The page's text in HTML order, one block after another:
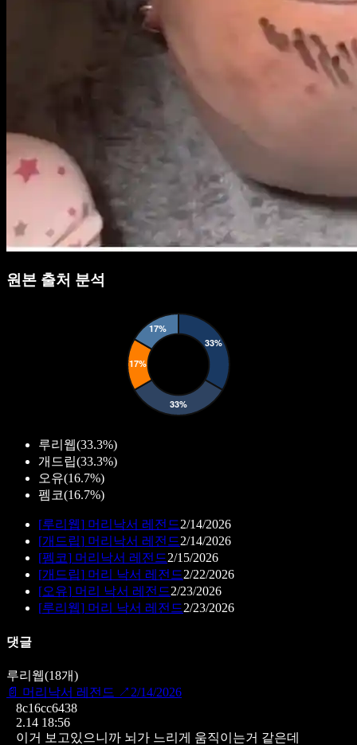
원본 출처 분석
루리웹(33.3%)
개드립(33.3%)
오유(16.7%)
펨코(16.7%)
[루리웹] 머리낙서 레전드2/14/2026
[개드립] 머리낙서 레전드2/14/2026
[펨코] 머리낙서 레전드2/15/2026
[개드립] 머리 낙서 레전드2/22/2026
[오유] 머리 낙서 레전드2/23/2026
[루리웹] 머리 낙서 레전드2/23/2026
댓글
루리웹(18개)
📄 머리낙서 레전드 ↗ 2/14/2026
8c16cc6438
2.14 18:56
이거 보고있으니까 뇌가 느리게 움직이는거 같은데